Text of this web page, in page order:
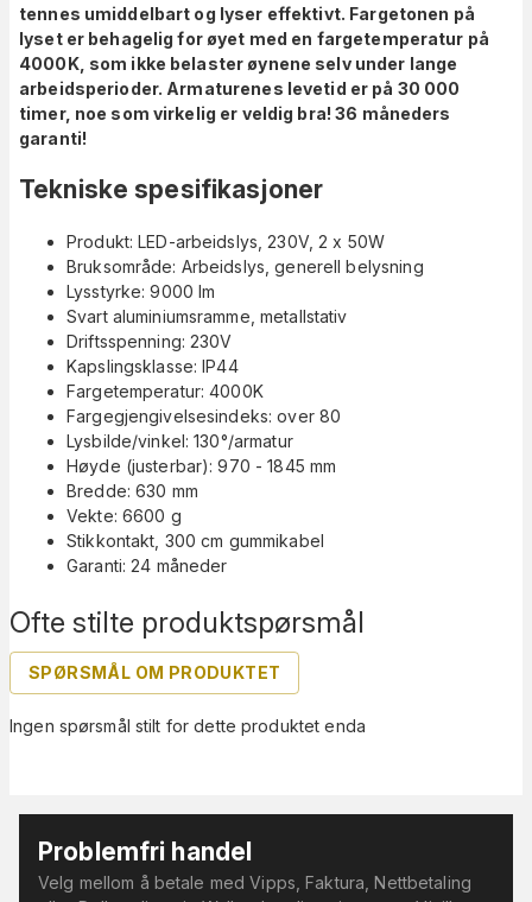
Ofte stilte produktspørsmål
SPØRSMÅL OM PRODUKTET
Ingen spørsmål stilt for dette produktet enda
tennes umiddelbart og lyser effektivt. Fargetonen på
lyset er behagelig for øyet med en fargetemperatur på
4000K, som ikke belaster øynene selv under lange
arbeidsperioder. Armaturenes levetid er på 30 000
timer, noe som virkelig er veldig bra! 36 måneders
garanti!
Tekniske spesifikasjoner
Produkt: LED-arbeidslys, 230V, 2 x 50W
Bruksområde: Arbeidslys, generell belysning
Lysstyrke: 9000 lm
Svart aluminiumsramme, metallstativ
Driftsspenning: 230V
Kapslingsklasse: IP44
Fargetemperatur: 4000K
Fargegjengivelsesindeks: over 80
Lysbilde/vinkel: 130°/armatur
Høyde (justerbar): 970 - 1845 mm
Bredde: 630 mm
Vekte: 6600 g
Stikkontakt, 300 cm gummikabel
Garanti: 24 måneder
Problemfri handel
Velg mellom å betale med Vipps, Faktura, Nettbetaling